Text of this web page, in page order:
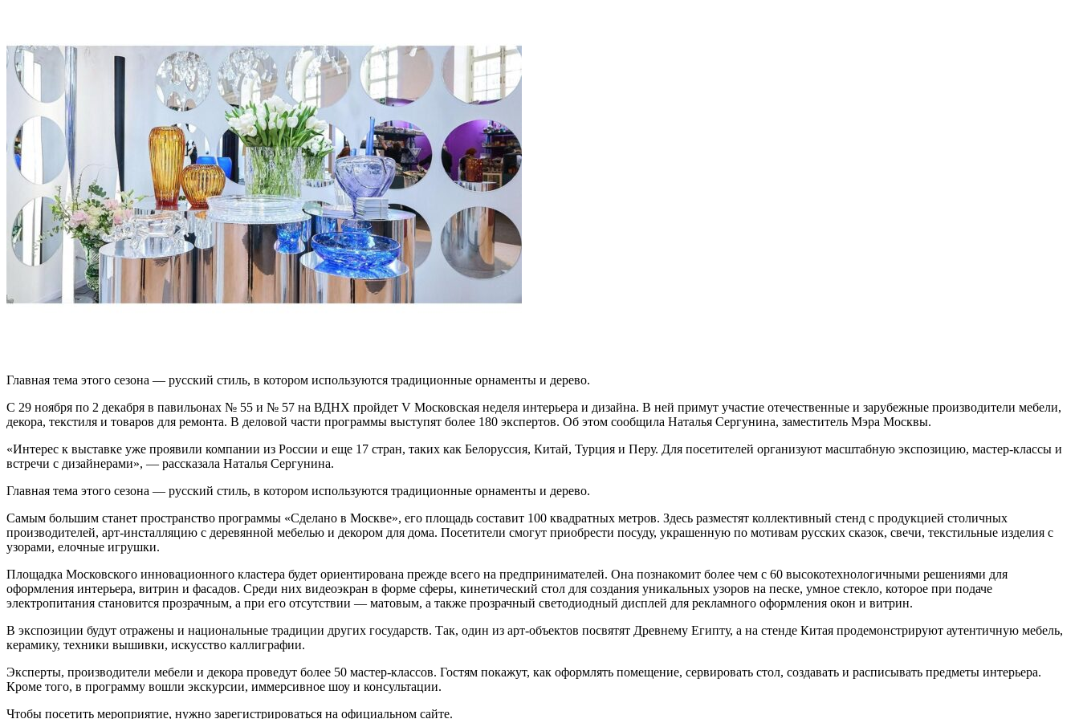
Главная тема этого сезона — русский стиль, в котором используются традиционные орнаменты и дерево.
С 29 ноября по 2 декабря в павильонах № 55 и № 57 на ВДНХ пройдет V Московская неделя интерьера и дизайна. В ней примут участие отечественные и зарубежные производители мебели,
декора, текстиля и товаров для ремонта. В деловой части программы выступят более 180 экспертов. Об этом сообщила Наталья Сергунина, заместитель Мэра Москвы.
«Интерес к выставке уже проявили компании из России и еще 17 стран, таких как Белоруссия, Китай, Турция и Перу. Для посетителей организуют масштабную экспозицию, мастер-классы и
встречи с дизайнерами», — рассказала Наталья Сергунина.
Главная тема этого сезона — русский стиль, в котором используются традиционные орнаменты и дерево.
Самым большим станет пространство программы «Сделано в Москве», его площадь составит 100 квадратных метров. Здесь разместят коллективный стенд с продукцией столичных
производителей, арт-инсталляцию с деревянной мебелью и декором для дома. Посетители смогут приобрести посуду, украшенную по мотивам русских сказок, свечи, текстильные изделия с
узорами, елочные игрушки.
Площадка Московского инновационного кластера будет ориентирована прежде всего на предпринимателей. Она познакомит более чем с 60 высокотехнологичными решениями для
оформления интерьера, витрин и фасадов. Среди них видеоэкран в форме сферы, кинетический стол для создания уникальных узоров на песке, умное стекло, которое при подаче
электропитания становится прозрачным, а при его отсутствии — матовым, а также прозрачный светодиодный дисплей для рекламного оформления окон и витрин.
В экспозиции будут отражены и национальные традиции других государств. Так, один из арт-объектов посвятят Древнему Египту, а на стенде Китая продемонстрируют аутентичную мебель,
керамику, техники вышивки, искусство каллиграфии.
Эксперты, производители мебели и декора проведут более 50 мастер-классов. Гостям покажут, как оформлять помещение, сервировать стол, создавать и расписывать предметы интерьера.
Кроме того, в программу вошли экскурсии, иммерсивное шоу и консультации.
Чтобы посетить мероприятие, нужно зарегистрироваться на официальном сайте.